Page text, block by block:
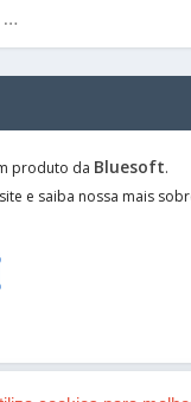
produto da Bluesoft.
e saiba nossa mais